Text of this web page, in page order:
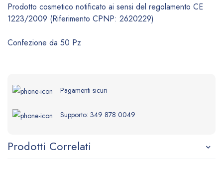
Prodotto cosmetico notificato ai sensi del regolamento CE
1223/2009 (Riferimento CPNP: 2620229)
Confezione da 50 Pz
Pagamenti sicuri
Supporto: 349 878 0049
Prodotti Correlati